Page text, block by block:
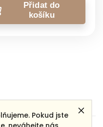
Pokud jste
neváhejte nás
Přidat do
košíku